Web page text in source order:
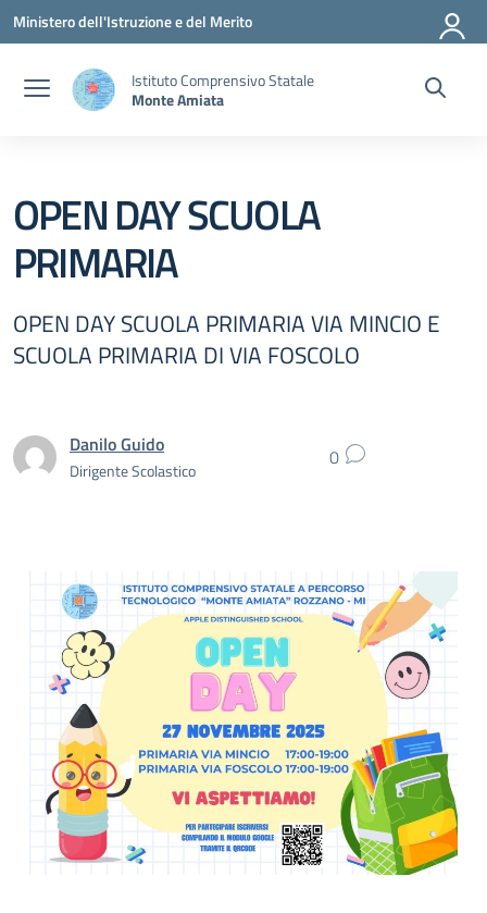
Vai ai contenuti
Vai al menu di navigazione
Vai al footer
Ministero dell'Istruzione e del Merito
Istituto Comprensivo Statale
Monte Amiata
OPEN DAY SCUOLA
PRIMARIA
OPEN DAY SCUOLA PRIMARIA VIA MINCIO E
SCUOLA PRIMARIA DI VIA FOSCOLO
Danilo Guido
Dirigente Scolastico 0